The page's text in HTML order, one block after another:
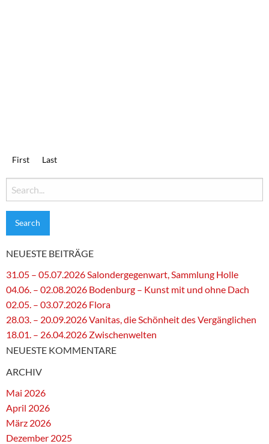
First Last
Search
for:
NEUESTE BEITRÄGE
31.05 – 05.07.2026 Salondergegenwart, Sammlung Holle
04.06. – 02.08.2026 Bodenburg – Kunst mit und ohne Dach
02.05. – 03.07.2026 Flora
28.03. – 20.09.2026 Vanitas, die Schönheit des Vergänglichen
18.01. – 26.04.2026 Zwischenwelten
NEUESTE KOMMENTARE
ARCHIV
Mai 2026
April 2026
März 2026
Dezember 2025